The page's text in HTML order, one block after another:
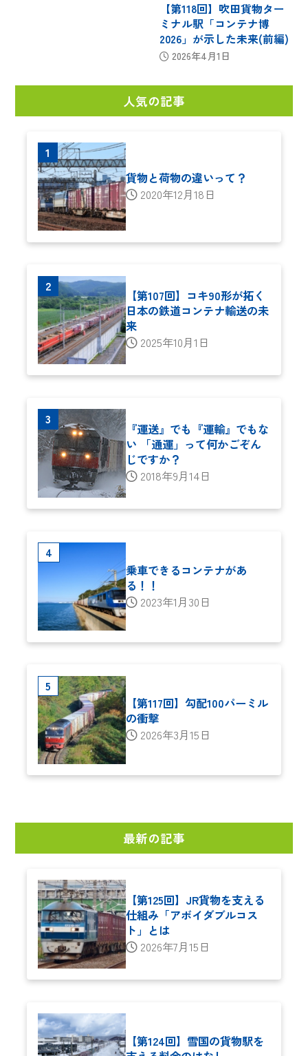
【第118回】吹田貨物ター
ミナル駅「コンテナ博
2026」が示した未来(前編)
2026年4月1日
人気の記事
貨物と荷物の違いって？
2020年12月18日
【第107回】コキ90形が拓く
日本の鉄道コンテナ輸送の未
来
2025年10月1日
『運送』でも『運輸』でもな
い 「通運」って何かごぞん
じですか？
2018年9月14日
乗車できるコンテナがあ
る！！
2023年1月30日
【第117回】勾配100パーミル
の衝撃
2026年3月15日
最新の記事
【第125回】JR貨物を支える
仕組み「アボイダブルコス
ト」とは
2026年7月15日
【第124回】雪国の貨物駅を